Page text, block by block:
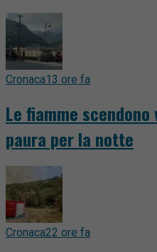
Cronaca13 ore fa
Le fiamme
paura per la notte
Cronaca22 ore fa